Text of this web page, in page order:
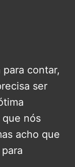
para contar,
ser
que nós
acho que